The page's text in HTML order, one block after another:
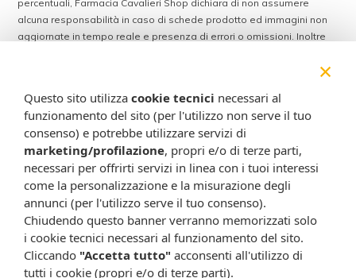
percentuali, Farmacia Cavalieri Shop dichiara di non assumere
alcuna responsabilità in caso di schede prodotto ed immagini non
aggiornate in tempo reale e presenza di errori o omissioni. Inoltre
ISCRIVITI ALLA NEWSLETTER
Rimani aggiornato su tutte le promozioni
×
Questo sito utilizza cookie tecnici necessari al
funzionamento del sito (per l'utilizzo non serve il tuo
consenso) e potrebbe utilizzare servizi di
marketing/profilazione, propri e/o di terze parti,
necessari per offrirti servizi in linea con i tuoi interessi
come la personalizzazione e la misurazione degli
annunci (per l'utilizzo serve il tuo consenso).
Chiudendo questo banner verranno memorizzati solo
i cookie tecnici necessari al funzionamento del sito.
Cliccando "Accetta tutto" acconsenti all'utilizzo di
tutti i cookie (propri e/o di terze parti).